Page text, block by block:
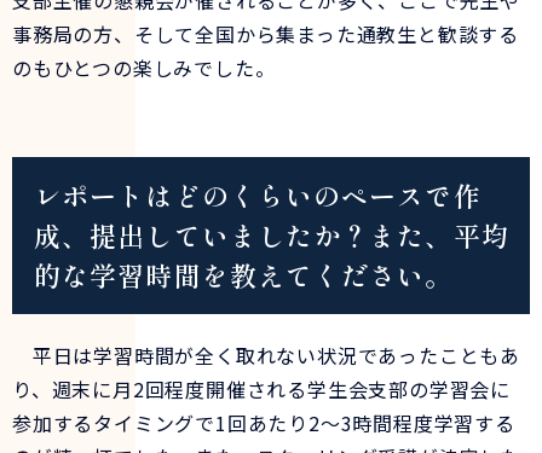
事務局の方、そして全国から集まった通教生と歓談する
のもひとつの楽しみでした。
レポートはどのくらいのペースで作
成、提出していましたか？また、平均
的な学習時間を教えてください。
平日は学習時間が全く取れない状況であったこともあ
り、週末に月2回程度開催される学生会支部の学習会に
参加するタイミングで1回あたり2～3時間程度学習する